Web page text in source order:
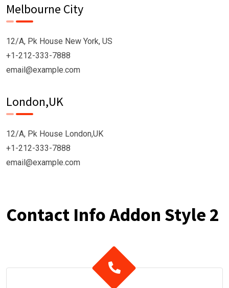
Melbourne City
12/A, Pk House New York, US
+1-212-333-7888
email@example.com
London,UK
12/A, Pk House London,UK
+1-212-333-7888
email@example.com
Contact Info Addon Style 2